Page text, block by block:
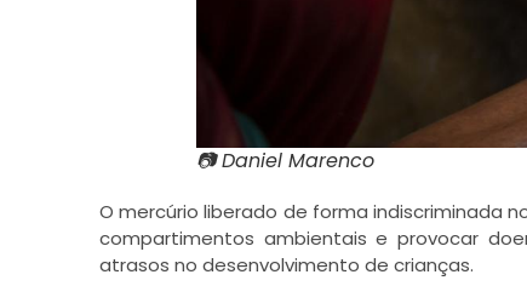
📷 Daniel Marenco
O mercúrio liberado de forma indiscriminada
compartimentos ambientais e provocar
atrasos no desenvolvimento de crianças.